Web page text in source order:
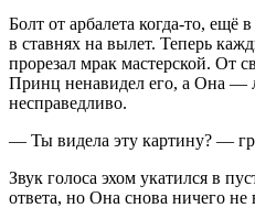
Болт от арбалета когда-то, ещё
в ставнях на вылет. Теперь
прорезал мрак мастерской. От
Принц ненавидел его, а Она —
несправедливо.
— Ты видела эту картину? —
Звук голоса эхом укатился в
ответа, но Она снова ничего не